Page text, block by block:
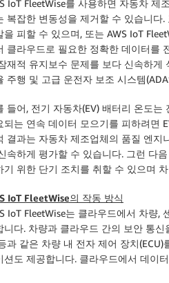
IoT FleetWise를 사용하면 자동차 제
복잡한 변동성을 제거할 수 있습니다
을 피할 수 있으며, 또는 AWS IoT
클라우드로 필요한 정확한 데이터를
재적 유지보수 문제를 보다 신속하게
주행 및 고급 운전자 보조 시스템
들어, 전기 자동차(EV) 배터리 온도
되는 연속 데이터 모으기를 피하려면
결과는 자동차 제조업체의 품질 엔지
속하게 평가할 수 있습니다. 그런 다
기 위한 단기 조치를 취할 수 있으며
IoT FleetWise의 작동 방식
IoT FleetWise는 클라우드에서 차량,
니다. 차량과 클라우드 간의 보안 통
과 같은 차량 내 전자 제어 장치
션도 제공합니다. 클라우드에서 데이